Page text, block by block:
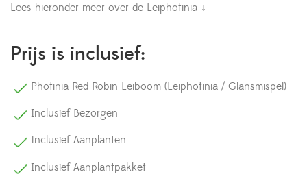
Lees hieronder meer over de Leiphotinia ↓
Prijs is inclusief:
Photinia Red Robin Leiboom (Leiphotinia / Glansmispel)
Inclusief Bezorgen
Inclusief Aanplanten
Inclusief Aanplantpakket